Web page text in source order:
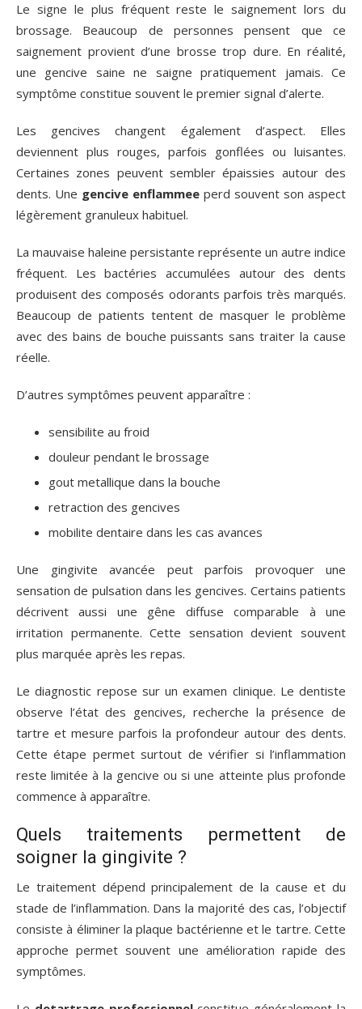
Le signe le plus fréquent reste le saignement lors du
brossage. Beaucoup de personnes pensent que ce
saignement provient d’une brosse trop dure. En réalité,
une gencive saine ne saigne pratiquement jamais. Ce
symptôme constitue souvent le premier signal d’alerte.
Les gencives changent également d’aspect. Elles
deviennent plus rouges, parfois gonflées ou luisantes.
Certaines zones peuvent sembler épaissies autour des
dents. Une gencive enflammee perd souvent son aspect
légèrement granuleux habituel.
La mauvaise haleine persistante représente un autre indice
fréquent. Les bactéries accumulées autour des dents
produisent des composés odorants parfois très marqués.
Beaucoup de patients tentent de masquer le problème
avec des bains de bouche puissants sans traiter la cause
réelle.
D’autres symptômes peuvent apparaître :
sensibilite au froid
douleur pendant le brossage
gout metallique dans la bouche
retraction des gencives
mobilite dentaire dans les cas avances
Une gingivite avancée peut parfois provoquer une
sensation de pulsation dans les gencives. Certains patients
décrivent aussi une gêne diffuse comparable à une
irritation permanente. Cette sensation devient souvent
plus marquée après les repas.
Le diagnostic repose sur un examen clinique. Le dentiste
observe l’état des gencives, recherche la présence de
tartre et mesure parfois la profondeur autour des dents.
Cette étape permet surtout de vérifier si l’inflammation
reste limitée à la gencive ou si une atteinte plus profonde
commence à apparaître.
Quels traitements permettent de
soigner la gingivite ?
Le traitement dépend principalement de la cause et du
stade de l’inflammation. Dans la majorité des cas, l’objectif
consiste à éliminer la plaque bactérienne et le tartre. Cette
approche permet souvent une amélioration rapide des
symptômes.